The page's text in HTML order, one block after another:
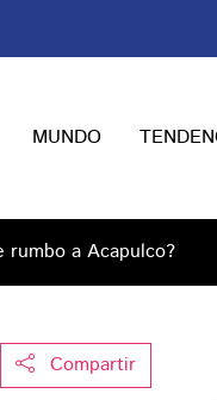
MUNDO
rumbo a Acapulco?
Compartir